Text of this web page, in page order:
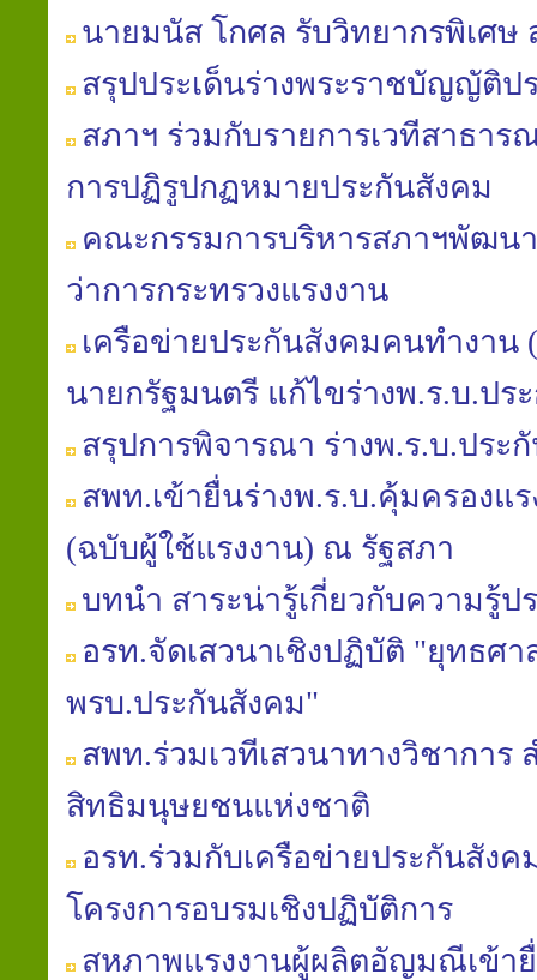
นายมนัส โกศล รับวิทยากรพิเศษ
สรุปประเด็นร่างพระราชบัญญัติป
สภาฯ ร่วมกับรายการเวทีสาธา
การปฏิรูปกฏหมายประกันสังคม
คณะกรรมการบริหารสภาฯพัฒน
ว่าการกระทรวงแรงงาน
เครือข่ายประกันสังคมคนทำงาน
นายกรัฐมนตรี แก้ไขร่างพ.ร.บ.ปร
สรุปการพิจารณา ร่างพ.ร.บ.ประ
สพท.เข้ายื่นร่างพ.ร.บ.คุ้มครองแ
(ฉบับผู้ใช้แรงงาน) ณ รัฐสภา
บทนำ สาระน่ารู้เกี่ยวกับความรู้ป
อรท.จัดเสวนาเชิงปฏิบัติ "ยุทธศา
พรบ.ประกันสังคม"
สพท.ร่วมเวทีเสวนาทางวิชากา
สิทธิมนุษยชนแห่งชาติ
อรท.ร่วมกับเครือข่ายประกันสัง
โครงการอบรมเชิงปฏิบัติการ
สหภาพแรงงานผู้ผลิตอัญมณีเข้า